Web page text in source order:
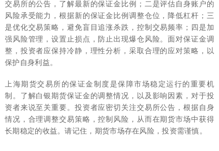
交易所的公告，了解最新的保证金比例；二是评估自身账户的
风险承受能力，根据新的保证金比例调整仓位，降低杠杆；三
是优化交易策略，避免盲目追涨杀跌，控制交易频率；四是加
强风险管理，设置止损点，防止出现爆仓风险。面对保证金调
整，投资者应保持冷静，理性分析，采取合理的应对策略，以
保护自身利益。
上海期货交易所的保证金制度是保障市场稳定运行的重要机
制。了解白银期货保证金的调整情况，以及影响因素，对于投
资者来说至关重要。投资者应密切关注交易所公告，根据自身
情况，合理调整交易策略，控制风险，从而在期货市场中获得
长期稳定的收益。请记住，期货市场存在风险，投资需谨慎。